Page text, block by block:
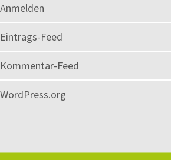
Anmelden
Eintrags-Feed
Kommentar-Feed
WordPress.org